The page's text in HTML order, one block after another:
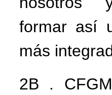
formar así
más
2B .